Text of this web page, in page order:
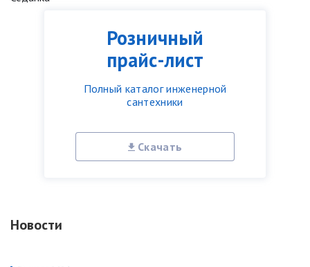
Розничный
прайс-лист
Полный каталог инженерной
сантехники
Скачать
Новости